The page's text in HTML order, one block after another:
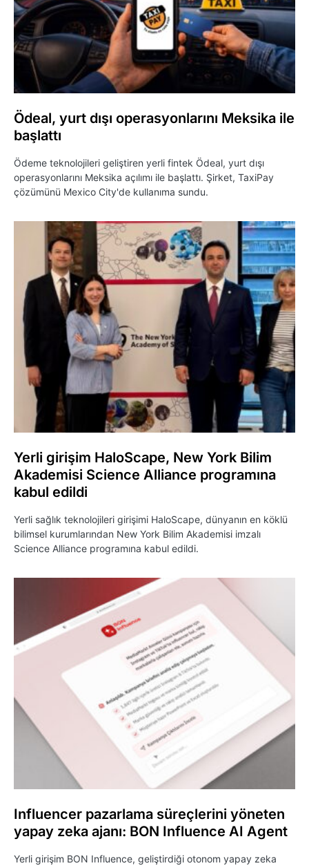
Ödeal, yurt dışı operasyonlarını Meksika ile
başlattı
Ödeme teknolojileri geliştiren yerli fintek Ödeal, yurt dışı
operasyonlarını Meksika açılımı ile başlattı. Şirket, TaxiPay
çözümünü Mexico City'de kullanıma sundu.
Yerli girişim HaloScape, New York Bilim
Akademisi Science Alliance programına
kabul edildi
Yerli sağlık teknolojileri girişimi HaloScape, dünyanın en köklü
bilimsel kurumlarından New York Bilim Akademisi imzalı
Science Alliance programına kabul edildi.
Influencer pazarlama süreçlerini yöneten
yapay zeka ajanı: BON Influence AI Agent
Yerli girişim BON Influence, geliştirdiği otonom yapay zeka